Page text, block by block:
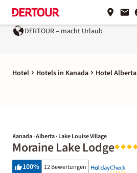
DERTOUR – macht Urlaub
Hotel Hotels in Kanada Hotel Alberta
Kanada · Alberta · Lake Louise Village
Moraine Lake Lodge
100% 12 Bewertungen